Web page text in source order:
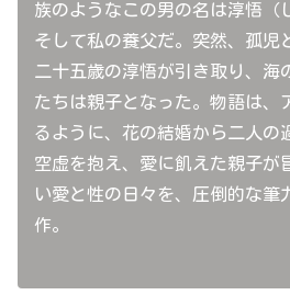
族のようなこの男の名は淳悟（
そして私の養父だ。突然、孤児
二十五歳の淳悟が引き取り、海
たちは親子となった。物語は、
るように、花の結婚から二人の
空虚を抱え、愛に飢えた親子が
い愛と性の日々を、圧倒的な筆
作。